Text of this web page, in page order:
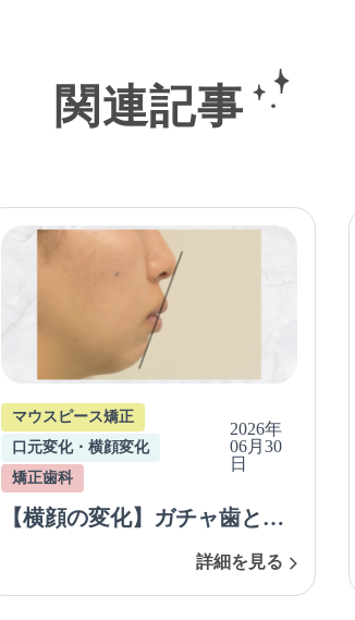
関連記事
マウスピース矯正
口元変化・横顔変化
矯正歯科
2026年
06月30
日
【横顔の変化】ガチャ歯と口
ゴボをマウスピース矯正（抜
詳細を見る